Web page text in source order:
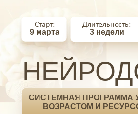
Длительность:
3 недели
9 марта
Старт:
СИСТЕМНАЯ ПРОГРАММА
ВОЗРАСТОМ И